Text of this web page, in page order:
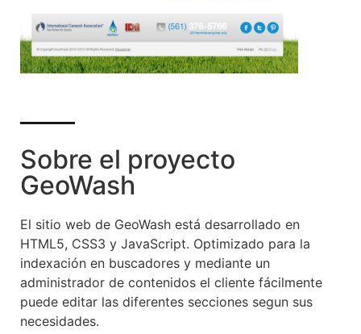
Sobre el proyecto
GeoWash
El sitio web de GeoWash está desarrollado en
HTML5, CSS3 y JavaScript. Optimizado para la
indexación en buscadores y mediante un
administrador de contenidos el cliente fácilmente
puede editar las diferentes secciones segun sus
necesidades.